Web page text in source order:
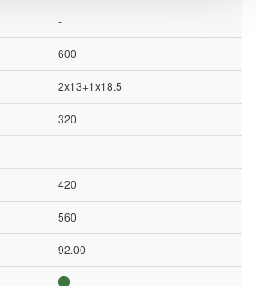
-
600
2x13+1x18.5
320
-
420
560
92.00